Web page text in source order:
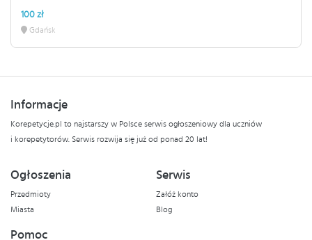
100 zł
Gdańsk
Informacje
Korepetycje.pl to najstarszy w Polsce serwis ogłoszeniowy dla uczniów
i korepetytorów. Serwis rozwija się już od ponad 20 lat!
Ogłoszenia
Przedmioty
Miasta
Serwis
Załóż konto
Blog
Pomoc